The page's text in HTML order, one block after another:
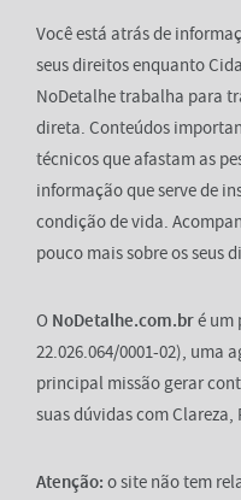
Você está atrás de
seus direitos enquanto
NoDetalhe trabalha para
direta. Conteúdos
técnicos que afastam as
informação que serve de
condição de vida.
pouco mais sobre os seus
O NoDetalhe.com.bré um
22.026.064/0001-02), uma
principal missão gerar
suas dúvidas com Clareza,
Atenção: o site não tem